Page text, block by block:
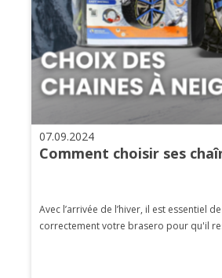
07.09.2024
Comment choisir ses
Avec l’arrivée de l’hiver, il est essentiel
correctement votre brasero pour qu'il